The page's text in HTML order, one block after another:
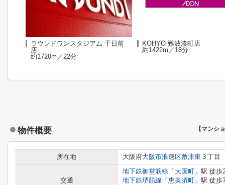
ラウンドワンスタジアム 千日前
店
約1720m／22分
KOHYO 難波湊町店
約1422m／18分
物件概要 【マンシ
所在地 大阪府大阪市浪速区敷津東 ３丁目
交通
地下鉄御堂筋線 「 大国町 」駅 徒歩
地下鉄堺筋線 「 恵美須町 」駅 徒歩